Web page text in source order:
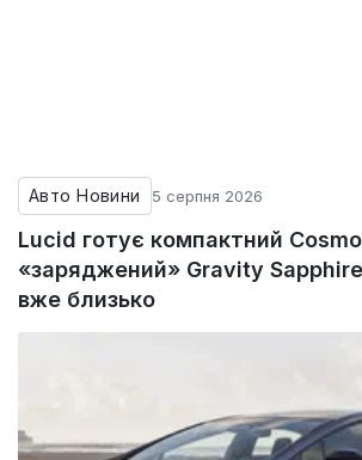
Авто Новини 5 серпня 2026
Lucid готує компактний
«заряджений» Gravity
вже близько